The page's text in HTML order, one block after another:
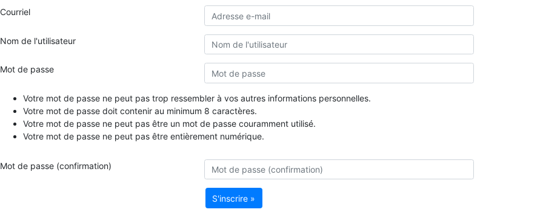
Courriel
Nom de l'utilisateur
Mot de passe
Votre mot de passe ne peut pas trop ressembler à vos autres informations personnelles.
Votre mot de passe doit contenir au minimum 8 caractères.
Votre mot de passe ne peut pas être un mot de passe couramment utilisé.
Votre mot de passe ne peut pas être entièrement numérique.
Mot de passe (confirmation)
S'inscrire »